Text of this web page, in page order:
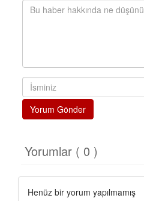
Yorum Gönder
Yorumlar ( 0 )
Henüz bir yorum yapılmamış